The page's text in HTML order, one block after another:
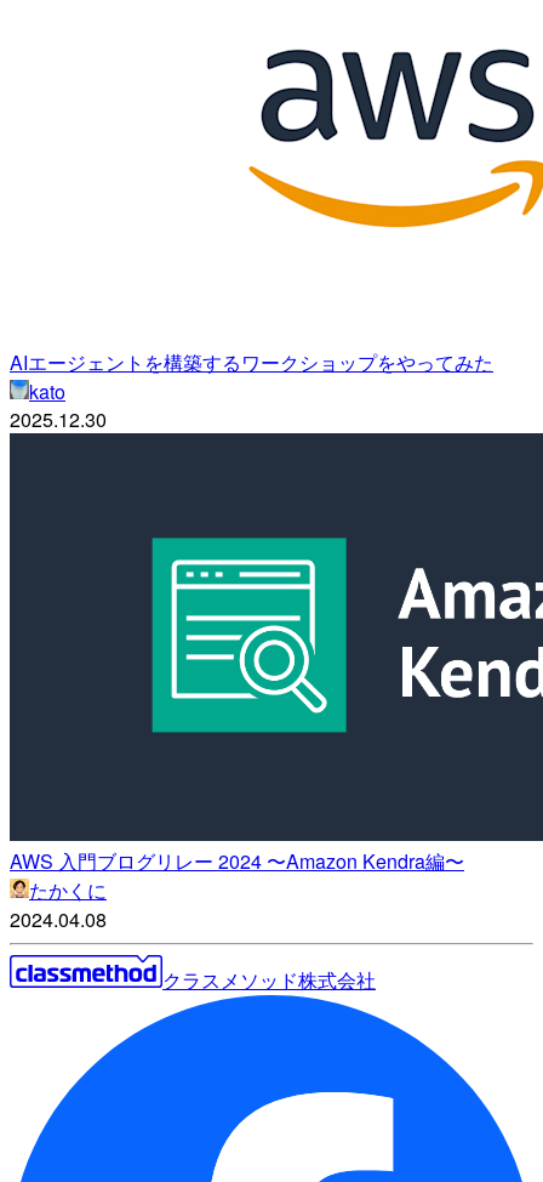
AIエージェントを構築するワークショップをやってみた
kato
2025.12.30
AWS 入門ブログリレー 2024 〜Amazon Kendra編〜
たかくに
2024.04.08
クラスメソッド株式会社